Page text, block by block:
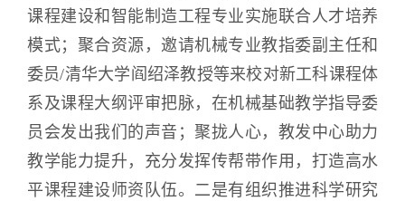
课程建设和智能制造工程专业实施联合人才培养
模式；聚合资源，邀请机械专业教指委副主任和
委员/清华大学阎绍泽教授等来校对新工科课程体
系及课程大纲评审把脉，在机械基础教学指导委
员会发出我们的声音；聚拢人心，教发中心助力
教学能力提升，充分发挥传帮带作用，打造高水
平课程建设师资队伍。二是有组织推进科学研究